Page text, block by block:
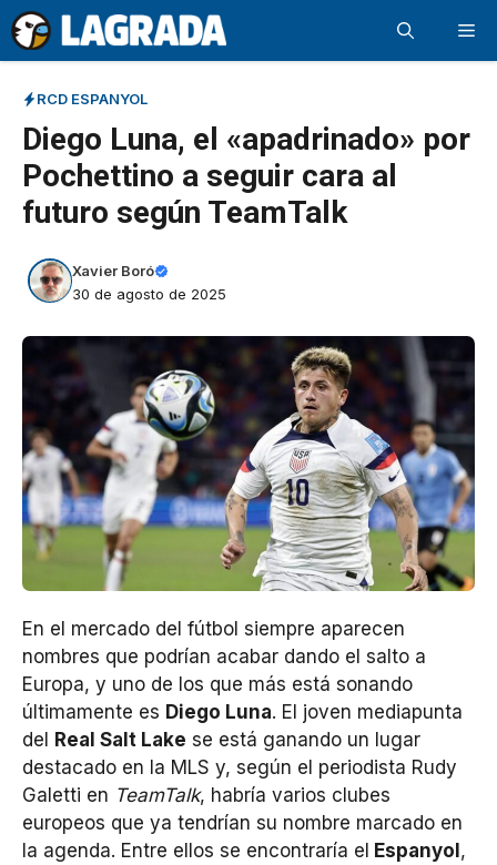
Saltar
al
contenido
RCD ESPANYOL
Diego Luna, el «apadrinado» por
Pochettino a seguir cara al
futuro según TeamTalk
Xavier Boró
30 de agosto de 2025
En el mercado del fútbol siempre aparecen
nombres que podrían acabar dando el salto a
Europa, y uno de los que más está sonando
últimamente es Diego Luna. El joven mediapunta
del Real Salt Lake se está ganando un lugar
destacado en la MLS y, según el periodista Rudy
Galetti en TeamTalk, habría varios clubes
europeos que ya tendrían su nombre marcado en
la agenda. Entre ellos se encontraría el Espanyol,